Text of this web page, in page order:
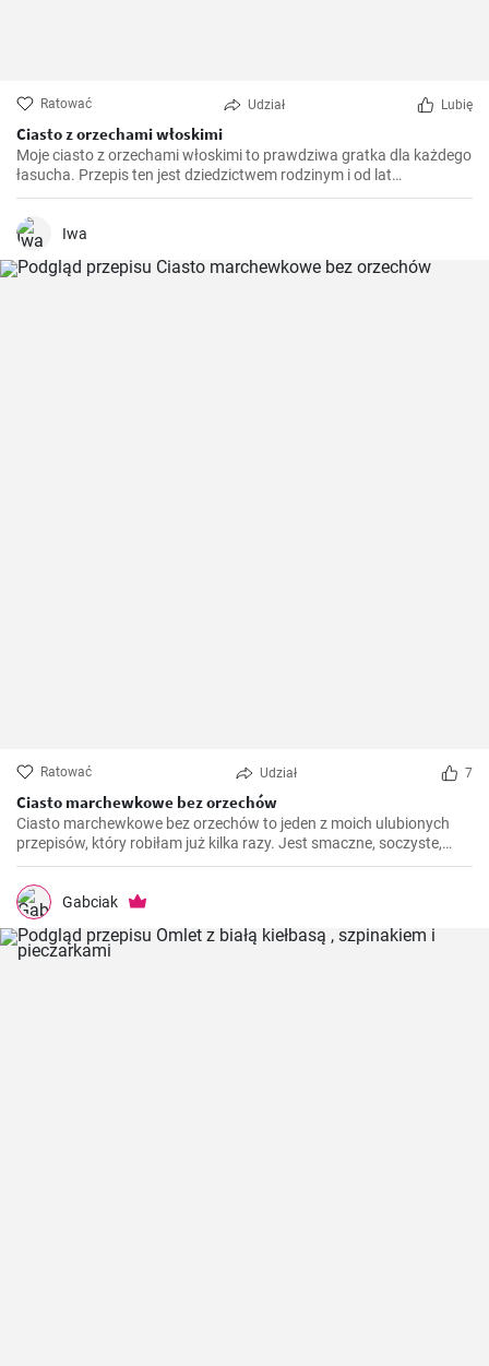
Ratować Udział Lubię
Ciasto z orzechami włoskimi
Moje ciasto z orzechami włoskimi to prawdziwa gratka dla każdego
łasucha. Przepis ten jest dziedzictwem rodzinym i od lat
przygotowuję go na różne okazje, niezależnie od pory roku. To
ciasto jest niezwykle aromatyczne, pyszne i rozpływa się w ustach.
Jest również idealnym połączeniem chrupiących orzechów
Iwa
Ratować Udział 7
Ciasto marchewkowe bez orzechów
Ciasto marchewkowe bez orzechów to jeden z moich ulubionych
przepisów, który robiłam już kilka razy. Jest smaczne, soczyste,
proste i idealne dla tych, którzy nie mogą lub nie chcą spożywać
orzechów. Przygotowanie nie jest trudne, a efekt jest tego wart.
Gabciak